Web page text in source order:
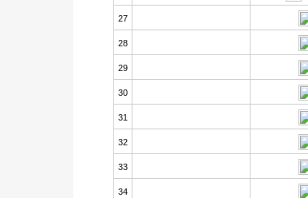
27
28
29
30
31
32
33
34